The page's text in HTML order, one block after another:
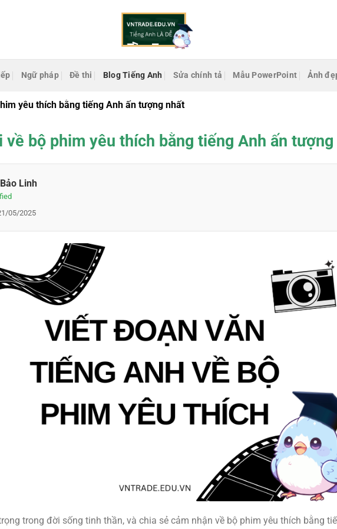
Ngữ pháp Đề thi Blog Tiếng Anh Sửa chính tả Mẫu PowerPoint Ảnh
yêu thích bằng tiếng Anh ấn tượng nhất
về bộ phim yêu thích bằng tiếng Anh ấn
Linh
05/2025
trong đời sống tinh thần, và chia sẻ cảm nhận về bộ phim yêu thích bằng